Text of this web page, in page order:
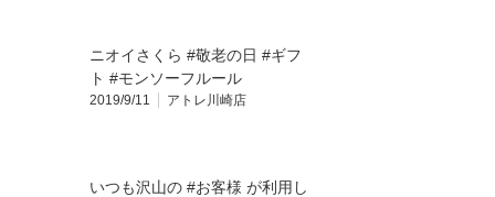
ニオイさくら #敬老の日 #ギフ
ト #モンソーフルール
2019/9/11 アトレ川崎店
いつも沢山の #お客様 が利用し